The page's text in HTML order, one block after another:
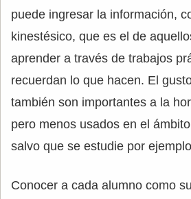
puede ingresar la información,
kinestésico, que es el de
aprender a través de trabajos
recuerdan lo que hacen. El
también son importantes a la
pero menos usados en el
salvo que se estudie por
Conocer a cada alumno como